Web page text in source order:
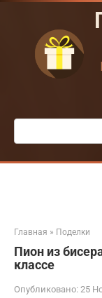
Перейти
контенту
Поиск:
Главная » Поделки
Пион из
классе
Опубликовано: 25